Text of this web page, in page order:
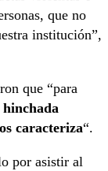
que no
institución”,
que “para
caracteriza“.
por asistir al